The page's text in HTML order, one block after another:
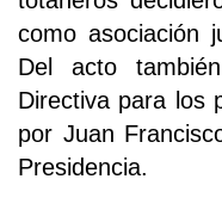
como asociación
Del acto
Directiva para los
por Juan
Presidencia.